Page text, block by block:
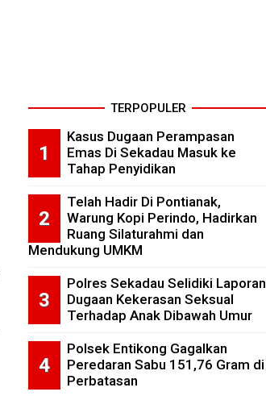
TERPOPULER
Kasus Dugaan Perampasan
Emas Di Sekadau Masuk ke
Tahap Penyidikan
Telah Hadir Di Pontianak,
Warung Kopi Perindo, Hadirkan
Ruang Silaturahmi dan
Mendukung UMKM
Polres Sekadau Selidiki Laporan
Dugaan Kekerasan Seksual
Terhadap Anak Dibawah Umur
Polsek Entikong Gagalkan
Peredaran Sabu 151,76 Gram di
Perbatasan